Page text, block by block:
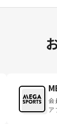
会
ア